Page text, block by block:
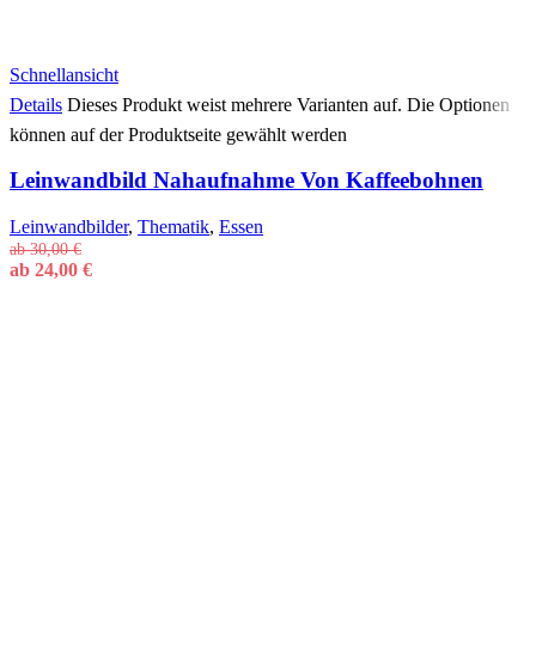
Schnellansicht
Details Dieses Produkt weist mehrere Varianten auf. Die Optionen
können auf der Produktseite gewählt werden
Leinwandbild Nahaufnahme Von Kaffeebohnen
Leinwandbilder, Thematik, Essen
ab30,00€
ab 24,00 €